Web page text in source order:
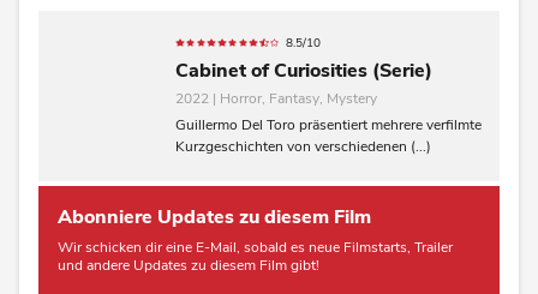
8.5/10
Cabinet of Curiosities (Serie)
2022 | Horror, Fantasy, Mystery
Guillermo Del Toro präsentiert mehrere verfilmte
Kurzgeschichten von verschiedenen (...)
Abonniere Updates zu diesem Film
Wir schicken dir eine E-Mail, sobald es neue Filmstarts, Trailer
und andere Updates zu diesem Film gibt!